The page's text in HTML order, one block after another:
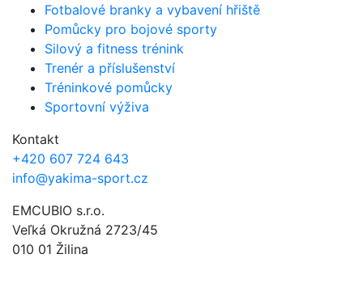
Fotbalové branky a vybavení hřiště
Pomůcky pro bojové sporty
Silový a fitness trénink
Trenér a příslušenství
Tréninkové pomůcky
Sportovní výživa
Kontakt
+420 607 724 643
info@yakima-sport.cz
EMCUBIO s.r.o.
Veľká Okružná 2723/45
010 01 Žilina